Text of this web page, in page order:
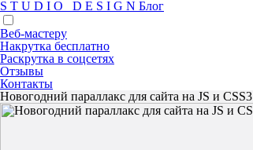
S T U D I O D E S I G N Блог
Веб-мастеру
Накрутка бесплатно
Раскрутка в соцсетях
Отзывы
Контакты
Новогодний параллакс для сайта на JS и CSS3